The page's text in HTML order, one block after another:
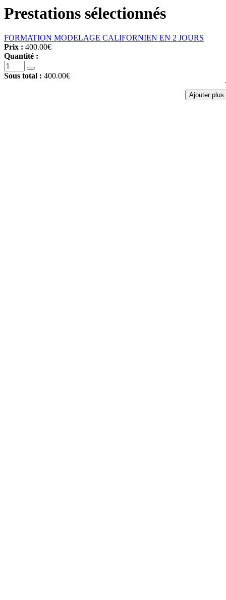
Prestations sélectionnés
FORMATION MODELAGE CALIFORNIEN EN 2 JOURS
Prix : 400.00€
Quantité :
Sous total : 400.00€
Ajouter plus